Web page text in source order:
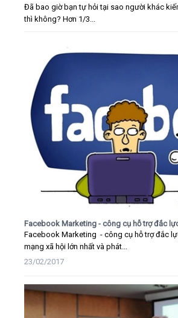
Đã bao giờ bạn tự hỏi tại sao người khác
thì không? Hơn 1/3...
Facebook Marketing - công cụ hỗ trợ đắc
Facebook Marketing - công cụ hỗ trợ đắc
mạng xã hội lớn nhất và phát...
23/02/2017